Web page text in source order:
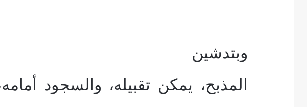
وبتدشين
المذبح، يمكن تقبيله، والسجود